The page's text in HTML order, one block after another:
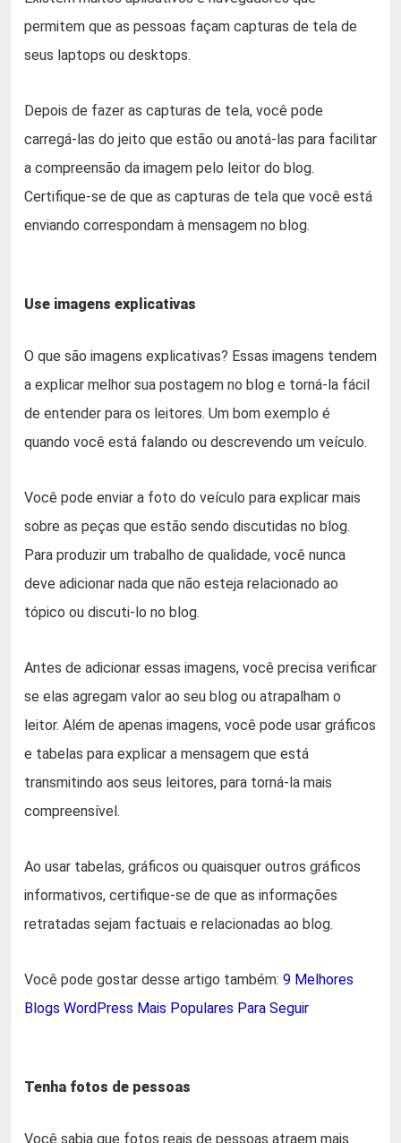
permitem que as pessoas façam capturas de tela de
seus laptops ou desktops.
Depois de fazer as capturas de tela, você pode
carregá-las do jeito que estão ou anotá-las para facilitar
a compreensão da imagem pelo leitor do blog.
Certifique-se de que as capturas de tela que você está
enviando correspondam à mensagem no blog.
Use imagens explicativas
O que são imagens explicativas? Essas imagens tendem
a explicar melhor sua postagem no blog e torná-la fácil
de entender para os leitores. Um bom exemplo é
quando você está falando ou descrevendo um veículo.
Você pode enviar a foto do veículo para explicar mais
sobre as peças que estão sendo discutidas no blog.
Para produzir um trabalho de qualidade, você nunca
deve adicionar nada que não esteja relacionado ao
tópico ou discuti-lo no blog.
Antes de adicionar essas imagens, você precisa verificar
se elas agregam valor ao seu blog ou atrapalham o
leitor. Além de apenas imagens, você pode usar gráficos
e tabelas para explicar a mensagem que está
transmitindo aos seus leitores, para torná-la mais
compreensível.
Ao usar tabelas, gráficos ou quaisquer outros gráficos
informativos, certifique-se de que as informações
retratadas sejam factuais e relacionadas ao blog.
Você pode gostar desse artigo também: 9 Melhores
Blogs WordPress Mais Populares Para Seguir
Tenha fotos de pessoas
Você sabia que fotos reais de pessoas atraem mais